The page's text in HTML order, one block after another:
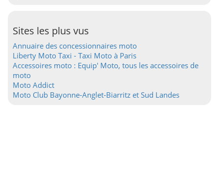
Sites les plus vus
Annuaire des concessionnaires moto
Liberty Moto Taxi - Taxi Moto à Paris
Accessoires moto : Equip' Moto, tous les accessoires de
moto
Moto Addict
Moto Club Bayonne-Anglet-Biarritz et Sud Landes